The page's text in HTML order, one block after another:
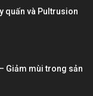
quấn và Pultrusion
Giảm mùi trong sản